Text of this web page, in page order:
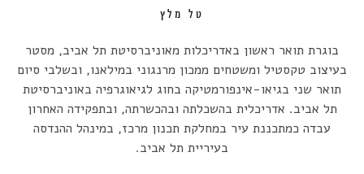
טל מלץ
בוגרת תואר ראשון באדריכלות מאוניברסיטת תל אביב, מסטר
בעיצוב טקסטיל ומשטחים ממכון מרנגוני במילאנו, ובשלבי סיום
תואר שני בגיאו-אינפורמטיקה בחוג לגיאוגרפיה באוניברסיטת
תל אביב. אדריכלית בהשכלתה ובהכשרתה, ובתפקידה האחרון
עבדה כמתכננת עיר במחלקת תכנון מרכז, במינהל ההנדסה
בעיריית תל אביב.